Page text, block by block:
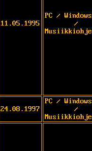
11.05.1995
PC /
/
24.08.1997
PC /
/